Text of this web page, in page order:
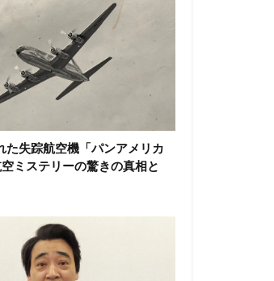
た失踪航空機「パンアメリカ
ミステリーの驚きの真相と